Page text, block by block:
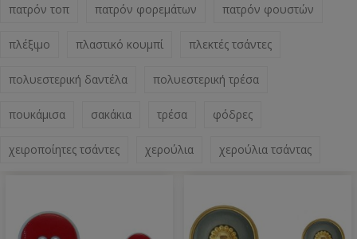
πατρόν τοπ πατρόν φορεμάτων πατρόν φουστών
πλέξιμο πλαστικό κουμπί πλεκτές τσάντες
πολυεστερική δαντέλα πολυεστερική τρέσα
πουκάμισα σακάκια τρέσα φόδρες
χειροποίητες τσάντες χερούλια χερούλια τσάντας